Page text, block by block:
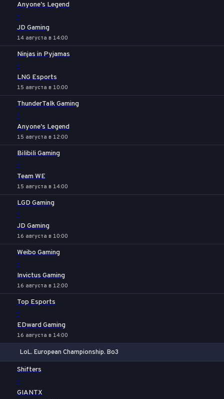
Anyone's Legend
-
JD Gaming
14 августа в 14:00
Ninjas in Pyjamas
-
LNG Esports
15 августа в 10:00
ThunderTalk Gaming
-
Anyone's Legend
15 августа в 12:00
Bilibili Gaming
-
Team WE
15 августа в 14:00
LGD Gaming
-
JD Gaming
16 августа в 10:00
Weibo Gaming
-
Invictus Gaming
16 августа в 12:00
Top Esports
-
EDward Gaming
16 августа в 14:00
LoL. European Championship. Bo3
Shifters
-
GIANTX